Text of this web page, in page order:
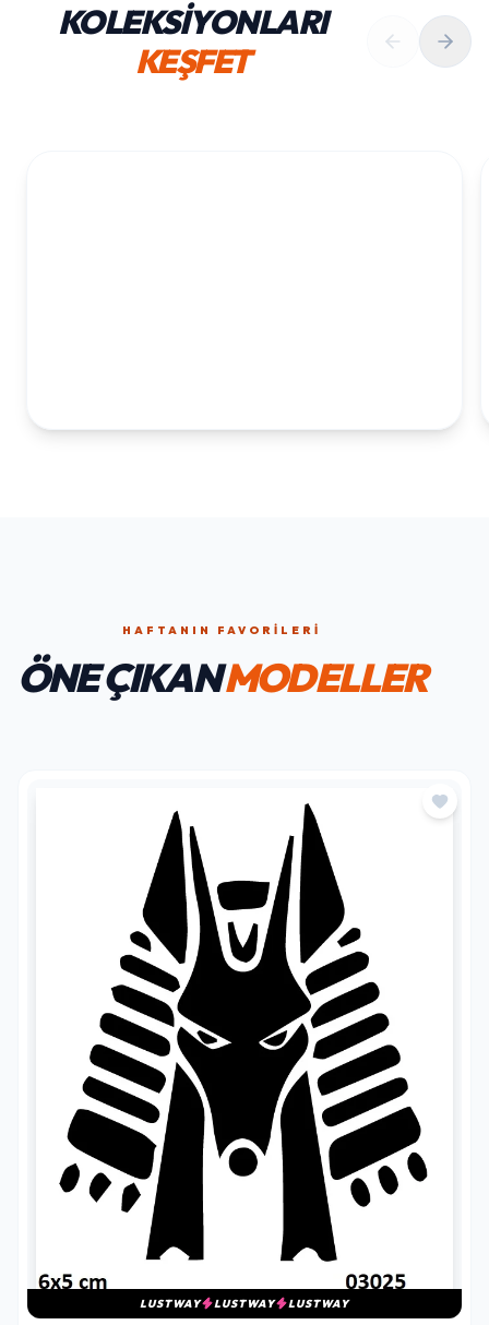
KOLEKSİYONLARI
KEŞFET
HAFTANIN FAVORILERI
ÖNE ÇIKANMODELLER
LUSTWAY LUSTWAY LUSTWAY